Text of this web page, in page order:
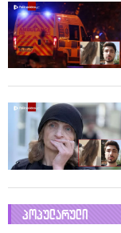
პოპულარული